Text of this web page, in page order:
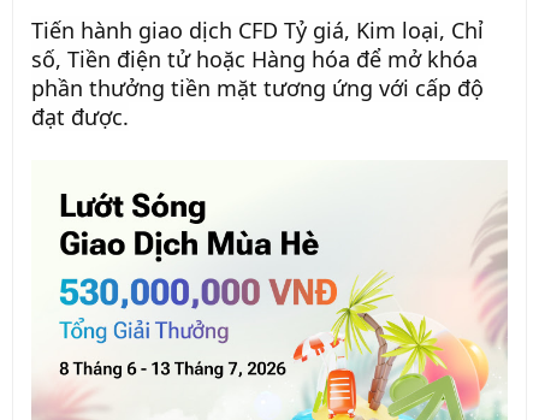
Tiến hành giao dịch CFD Tỷ giá, Kim loại, Chỉ
số, Tiền điện tử hoặc Hàng hóa để mở khóa
phần thưởng tiền mặt tương ứng với cấp độ
đạt được.